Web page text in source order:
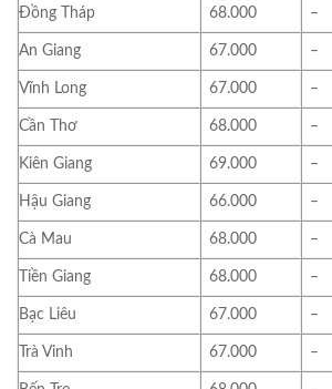
Đồng Tháp 68.000 –
An Giang 67.000 –
Vĩnh Long 67.000 –
Cần Thơ 68.000 –
Kiên Giang 69.000 –
Hậu Giang 66.000 –
Cà Mau 68.000 –
Tiền Giang 68.000 –
Bạc Liêu 67.000 –
Trà Vinh 67.000 –